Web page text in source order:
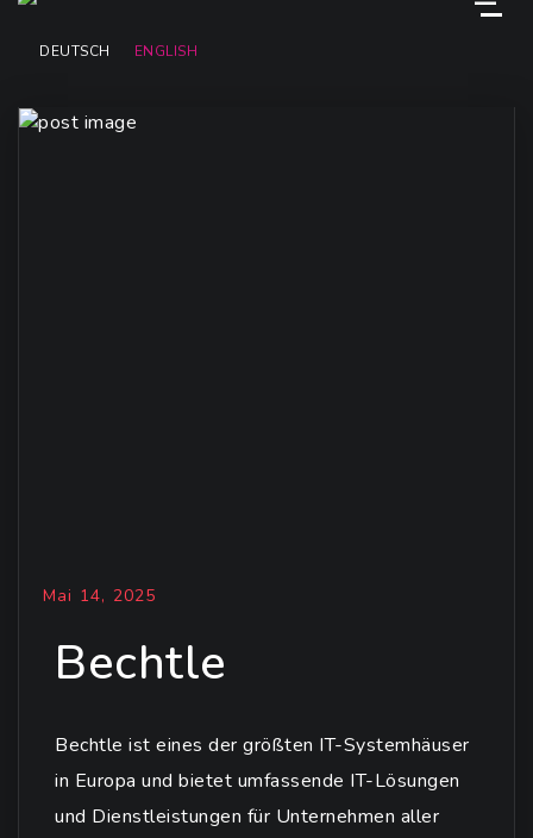
DEUTSCH ENGLISH
Mai 14, 2025
Bechtle
Bechtle ist eines der größten IT-Systemhäuser
in Europa und bietet umfassende IT-Lösungen
und Dienstleistungen für Unternehmen aller